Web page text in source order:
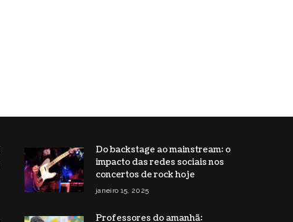
Do backstage ao mainstream: o
impacto das redes sociais nos
concertos de rock hoje
janeiro 15, 2025
Professores do amanhã: